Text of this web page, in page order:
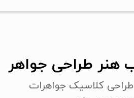
هنر طراحی جواهر
طراحی کلاسیک جواهرات